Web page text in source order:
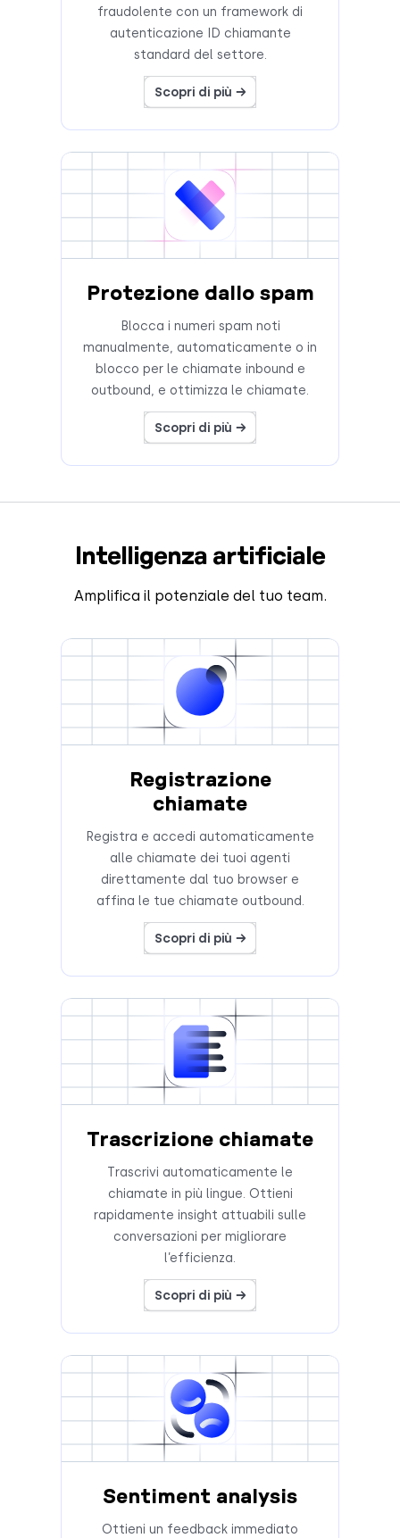
fraudolente con un framework di
autenticazione ID chiamante
standard del settore.
Scopri di più →
Protezione dallo spam
Blocca i numeri spam noti
manualmente, automaticamente o in
blocco per le chiamate inbound e
outbound, e ottimizza le chiamate.
Scopri di più →
Intelligenza artificiale
Amplifica il potenziale del tuo team.
Registrazione
chiamate
Registra e accedi automaticamente
alle chiamate dei tuoi agenti
direttamente dal tuo browser e
affina le tue chiamate outbound.
Scopri di più →
Trascrizione chiamate
Trascrivi automaticamente le
chiamate in più lingue. Ottieni
rapidamente insight attuabili sulle
conversazioni per migliorare
l’efficienza.
Scopri di più →
Sentiment analysis
Ottieni un feedback immediato